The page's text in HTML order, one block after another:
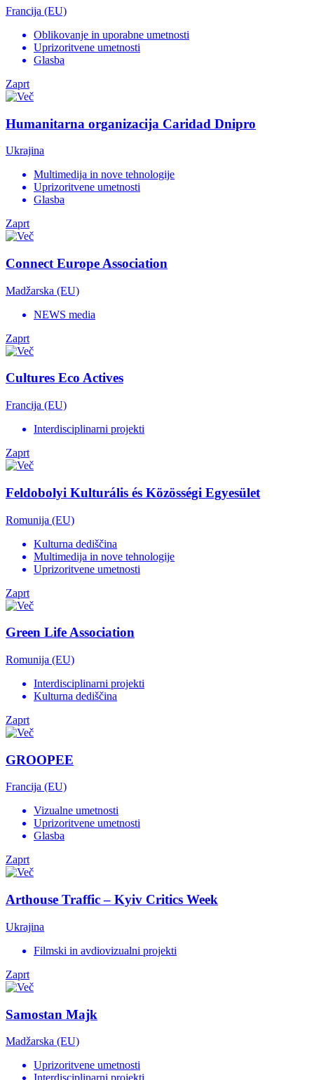
Francija (EU)
Oblikovanje in uporabne umetnosti
Uprizoritvene umetnosti
Glasba
Zaprt
Humanitarna organizacija Caridad Dnipro
Ukrajina
Multimedija in nove tehnologije
Uprizoritvene umetnosti
Glasba
Zaprt
Connect Europe Association
Madžarska (EU)
NEWS media
Zaprt
Cultures Eco Actives
Francija (EU)
Interdisciplinarni projekti
Zaprt
Feldobolyi Kulturális és Közösségi Egyesület
Romunija (EU)
Kulturna dediščina
Multimedija in nove tehnologije
Uprizoritvene umetnosti
Zaprt
Green Life Association
Romunija (EU)
Interdisciplinarni projekti
Kulturna dediščina
Zaprt
GROOPEE
Francija (EU)
Vizualne umetnosti
Uprizoritvene umetnosti
Glasba
Zaprt
Arthouse Traffic – Kyiv Critics Week
Ukrajina
Filmski in avdiovizualni projekti
Zaprt
Samostan Majk
Madžarska (EU)
Uprizoritvene umetnosti